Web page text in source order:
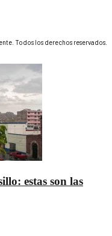
Todos los derechos reservados.
estas son las